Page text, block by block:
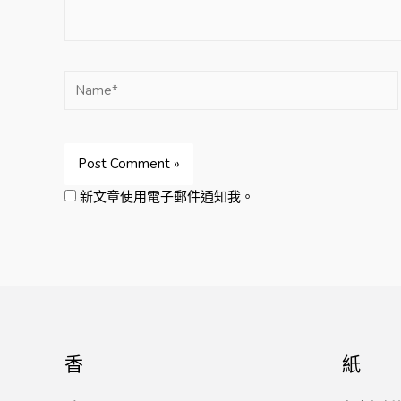
Name*
新文章使用電子郵件通知我。
香 紙